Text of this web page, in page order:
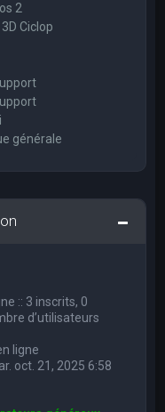
2
Ciclop
générale
:: 3 inscrits, 0
d’utilisateurs
ligne
oct. 21, 2025 6:58